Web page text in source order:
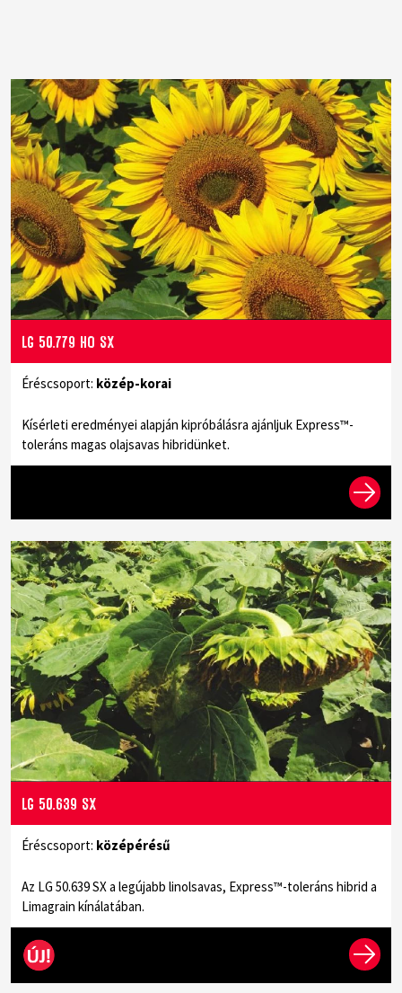
LG 50.779 HO SX
Éréscsoport: közép-korai
Kísérleti eredményei alapján kipróbálásra ajánljuk Express™-
toleráns magas olajsavas hibridünket.
LG 50.639 SX
Éréscsoport: középérésű
Az LG 50.639 SX a legújabb linolsavas, Express™-toleráns hibrid a
Limagrain kínálatában.